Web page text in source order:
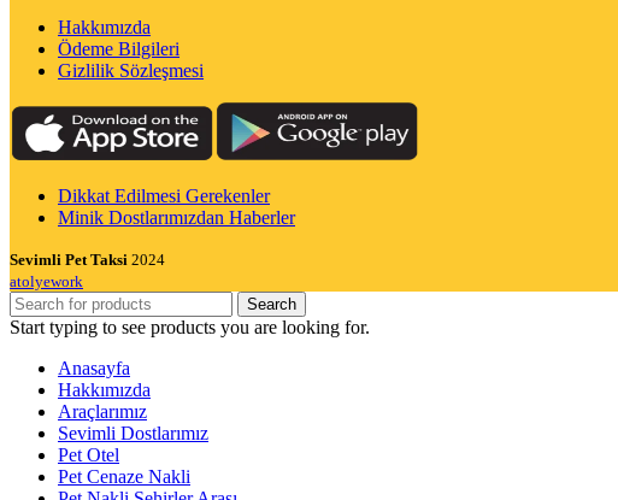
Hakkımızda
Ödeme Bilgileri
Gizlilik Sözleşmesi
Dikkat Edilmesi Gerekenler
Minik Dostlarımızdan Haberler
Sevimli Pet Taksi 2024
atolyework
Search
Start typing to see products you are looking for.
Anasayfa
Hakkımızda
Araçlarımız
Sevimli Dostlarımız
Pet Otel
Pet Cenaze Nakli